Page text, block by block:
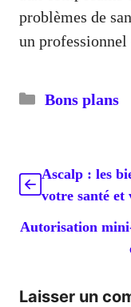
problèmes de
un
Catégories
Bons plans
Ascalp : les
votre santé et
Autorisation
Laisser un